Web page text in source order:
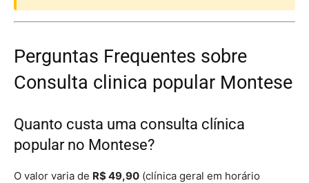
Perguntas Frequentes sobre
Consulta clinica popular Montese
Quanto custa uma consulta clínica
popular no Montese?
O valor varia de R$ 49,90 (clínica geral em horário